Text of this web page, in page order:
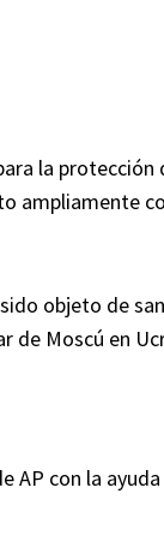
la
ampliamente
objeto de
de Moscú en
AP con la